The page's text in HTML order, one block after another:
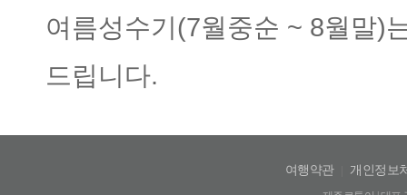
여름성수기(7월중순 ~ 8월말)
드립니다.
여행약관| 개인정보